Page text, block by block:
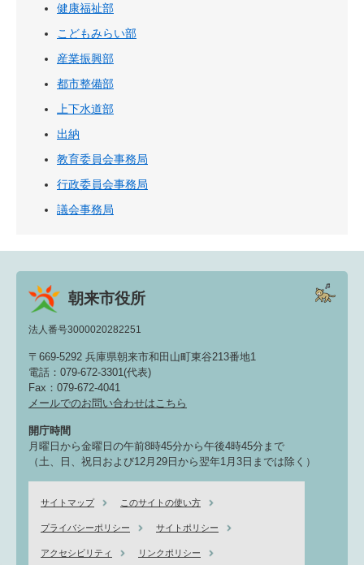
健康福祉部
こどもみらい部
産業振興部
都市整備部
上下水道部
出納
教育委員会事務局
行政委員会事務局
議会事務局
朝来市役所
法人番号3000020282251
〒669-5292 兵庫県朝来市和田山町東谷213番地1
電話：079-672-3301(代表)
Fax：079-672-4041
メールでのお問い合わせはこちら
開庁時間
月曜日から金曜日の午前8時45分から午後4時45分まで
（土、日、祝日および12月29日から翌年1月3日までは除く）
サイトマップ このサイトの使い方
プライバシーポリシー サイトポリシー
アクセシビリティ リンクポリシー